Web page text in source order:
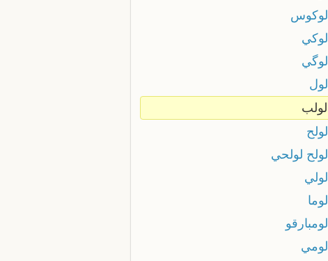
لوكوس
لوكي
لوگي
لول
لولب
لولح
لولح لولحي
لولي
لوما
لومبارقو
لومي